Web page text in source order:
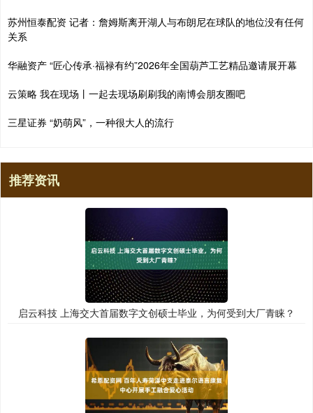
苏州恒泰配资 记者：詹姆斯离开湖人与布朗尼在球队的地位没有任何
关系
华融资产 “匠心传承·福禄有约”2026年全国葫芦工艺精品邀请展开幕
云策略 我在现场丨一起去现场刷刷我的南博会朋友圈吧
三星证券 “奶萌风”，一种很大人的流行
推荐资讯
启云科技 上海交大首届数字文创硕士毕业，为何受到大厂青睐？